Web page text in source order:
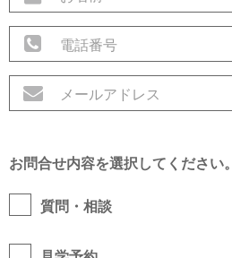
お問合せ内容を選択してください。
質問・相談